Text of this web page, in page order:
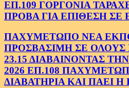
ΕΠ.109 ΓΟΡΓΟΝΙΑ
ΠΡΟΒΑ ΓΙΑ ΕΠΙΘΕΣΗ ΣΕ
ΠΑΧΥΜΕΤΩΠΟ ΝΕΑ
ΠΡΟΣΒΑΣΙΜΗ ΣΕ ΟΛΟΥΣ
23.15 ΔΙΑΒΑΙΝΟΝΤΑΣ
2026 ΕΠ.108
ΔΙΑΒΑΤΗΡΙΑ ΚΑΙ ΠΑΕΙ Η